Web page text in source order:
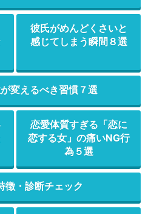
彼氏がめんどくさいと
感じてしまう瞬間８選
変えるべき習慣７選
恋愛体質すぎる「恋に
恋する女」の痛いNG行
為５選
徴・診断チェック